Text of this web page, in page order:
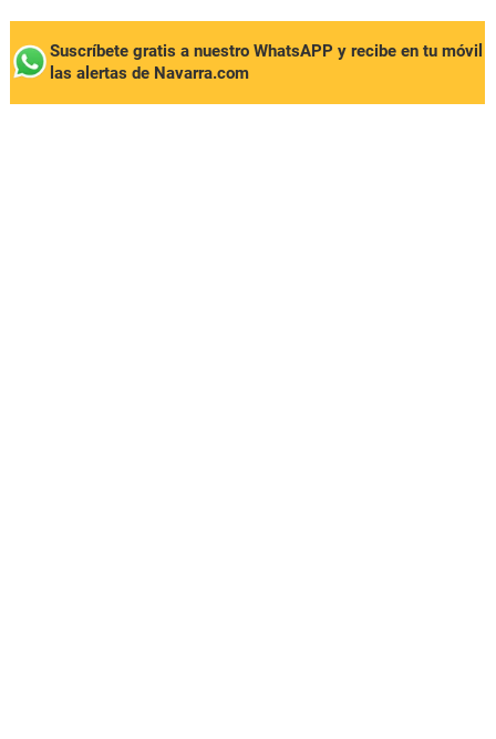
Suscríbete gratis a nuestro WhatsAPP y recibe en tu móvil
las alertas de Navarra.com